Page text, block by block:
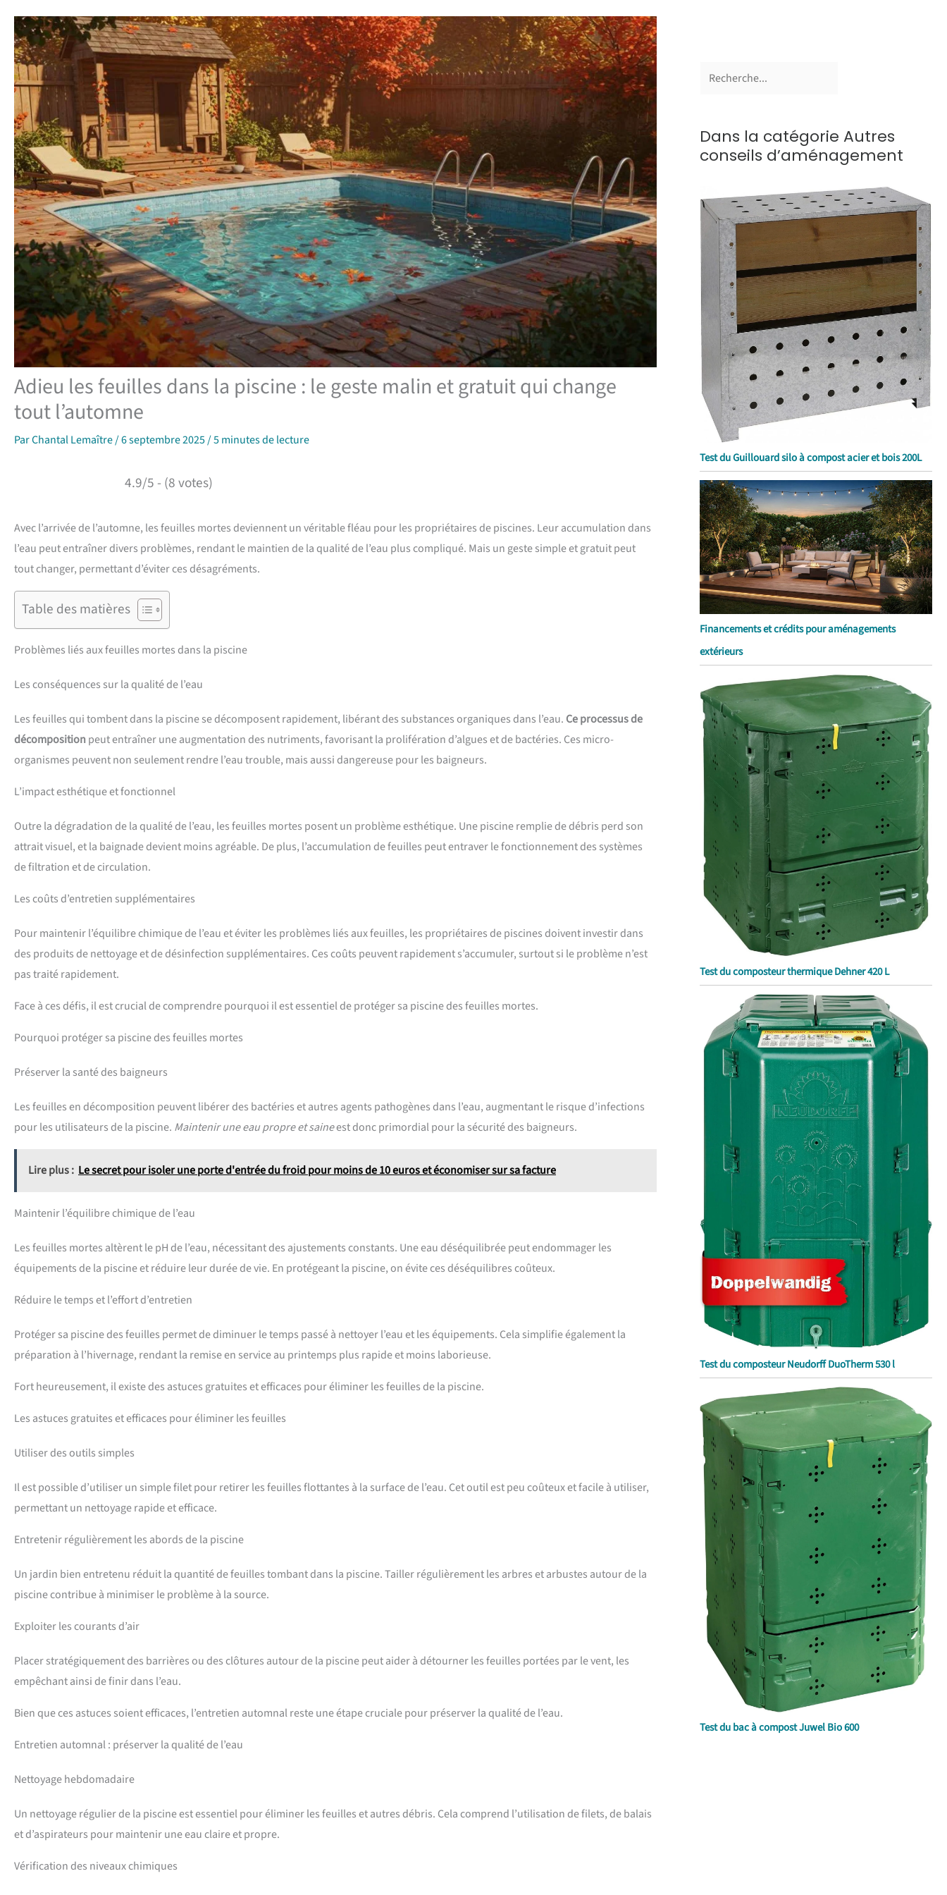
Adieu les feuilles dans la piscine : le geste malin et gratuit qui change
tout l’automne
ParChantal Lemaître/6 septembre 2025/5 minutes de lecture
4.9/5 - (8 votes)
Avec l’arrivée de l’automne, les feuilles mortes deviennent un véritable fléau pour les propriétaires de piscines. Leur accumulation dans
l’eau peut entraîner divers problèmes, rendant le maintien de la qualité de l’eau plus compliqué. Mais un geste simple et gratuit peut
tout changer, permettant d’éviter ces désagréments.
Table des matières
Problèmes liés aux feuilles mortes dans la piscine
Les conséquences sur la qualité de l’eau
Les feuilles qui tombent dans la piscine se décomposent rapidement, libérant des substances organiques dans l’eau. Ce processus de
décompositionpeut entraîner une augmentation des nutriments, favorisant la prolifération d’algues et de bactéries. Ces micro-
organismes peuvent non seulement rendre l’eau trouble, mais aussi dangereuse pour les baigneurs.
L’impact esthétique et fonctionnel
Outre la dégradation de la qualité de l’eau, les feuilles mortes posent un problème esthétique. Une piscine remplie de débris perd son
attrait visuel, et la baignade devient moins agréable. De plus, l’accumulation de feuilles peut entraver le fonctionnement des systèmes
de filtration et de circulation.
Les coûts d’entretien supplémentaires
Pour maintenir l’équilibre chimique de l’eau et éviter les problèmes liés aux feuilles, les propriétaires de piscines doivent investir dans
des produits de nettoyage et de désinfection supplémentaires. Ces coûts peuvent rapidement s’accumuler, surtout si le problème n’est
pas traité rapidement.
Face à ces défis, il est crucial de comprendre pourquoi il est essentiel de protéger sa piscine des feuilles mortes.
Pourquoi protéger sa piscine des feuilles mortes
Préserver la santé des baigneurs
Les feuilles en décomposition peuvent libérer des bactéries et autres agents pathogènes dans l’eau, augmentant le risque d’infections
pour les utilisateurs de la piscine. Maintenir une eau propre et saineest donc primordial pour la sécurité des baigneurs.
Lire plus : Le secret pour isoler une porte d'entrée du froid pour moins de 10 euros et économiser sur sa facture
Maintenir l’équilibre chimique de l’eau
Les feuilles mortes altèrent le pH de l’eau, nécessitant des ajustements constants. Une eau déséquilibrée peut endommager les
équipements de la piscine et réduire leur durée de vie. En protégeant la piscine, on évite ces déséquilibres coûteux.
Réduire le temps et l’effort d’entretien
Protéger sa piscine des feuilles permet de diminuer le temps passé à nettoyer l’eau et les équipements. Cela simplifie également la
préparation à l’hivernage, rendant la remise en service au printemps plus rapide et moins laborieuse.
Fort heureusement, il existe des astuces gratuites et efficaces pour éliminer les feuilles de la piscine.
Les astuces gratuites et efficaces pour éliminer les feuilles
Utiliser des outils simples
Il est possible d’utiliser un simple filet pour retirer les feuilles flottantes à la surface de l’eau. Cet outil est peu coûteux et facile à utiliser,
permettant un nettoyage rapide et efficace.
Entretenir régulièrement les abords de la piscine
Un jardin bien entretenu réduit la quantité de feuilles tombant dans la piscine. Tailler régulièrement les arbres et arbustes autour de la
piscine contribue à minimiser le problème à la source.
Exploiter les courants d’air
Placer stratégiquement des barrières ou des clôtures autour de la piscine peut aider à détourner les feuilles portées par le vent, les
empêchant ainsi de finir dans l’eau.
Bien que ces astuces soient efficaces, l’entretien automnal reste une étape cruciale pour préserver la qualité de l’eau.
Entretien automnal : préserver la qualité de l’eau
Nettoyage hebdomadaire
Un nettoyage régulier de la piscine est essentiel pour éliminer les feuilles et autres débris. Cela comprend l’utilisation de filets, de balais
et d’aspirateurs pour maintenir une eau claire et propre.
Vérification des niveaux chimiques
Dans la catégorie Autres
conseils d’aménagement
Test du Guillouard silo à compost acier et bois 200L
Financements et crédits pour aménagements
extérieurs
Test du composteur thermique Dehner 420 L
Test du composteur Neudorff DuoTherm 530 l
Test du bac à compost Juwel Bio 600